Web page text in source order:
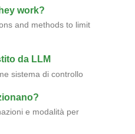
work?
and methods to limit
da LLM
sistema di controllo
e modalità per